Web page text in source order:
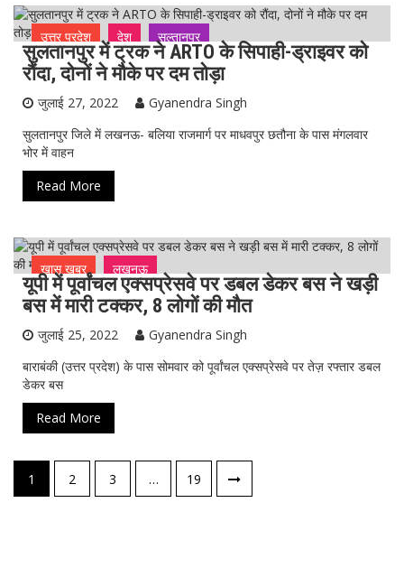
उत्तर प्रदेश देश सुल्तानपुर
सुलतानपुर में ट्रक ने ARTO के सिपाही-ड्राइवर को
रौंदा, दोनों ने मौके पर दम तोड़ा
जुलाई 27, 2022
Gyanendra Singh
सुलतानपुर जिले में लखनऊ- बलिया राजमार्ग पर माधवपुर छतौना के पास मंगलवार
भोर में वाहन
Read More
ख़ास ख़बर लखनऊ
यूपी में पूर्वांचल एक्सप्रेसवे पर डबल डेकर बस ने खड़ी
बस में मारी टक्कर, 8 लोगों की मौत
जुलाई 25, 2022
Gyanendra Singh
बाराबंकी (उत्तर प्रदेश) के पास सोमवार को पूर्वांचल एक्सप्रेसवे पर तेज़ रफ्तार डबल
डेकर बस
Read More
पोस्ट्स
नेविगेशन
1 2 3 … 19